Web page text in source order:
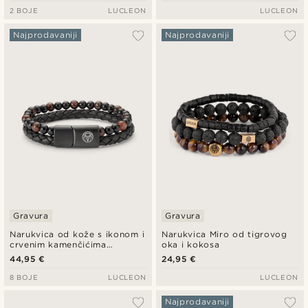
2 BOJE LUCLEON LUCLEON
Narukvica od kože s ikonom i
crvenim kamenčićima
tigrovog oka
Najprodavaniji
Gravura
44,95 €
8 BOJE LUCLEON
Narukvica Miro od tigrovog
oka i kokosa
Najprodavaniji
Gravura
24,95 €
LUCLEON
Najprodavaniji